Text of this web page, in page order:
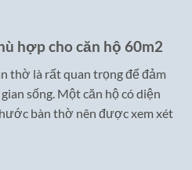
hợp cho căn hộ 60m2
thờ là rất quan trọng để đảm
sống. Một căn hộ có diện
bàn thờ nên được xem xét